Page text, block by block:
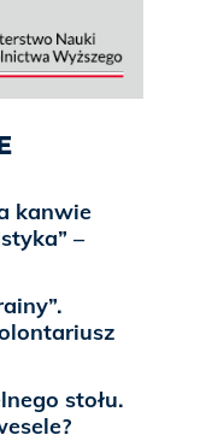
kanwie
–
stołu.